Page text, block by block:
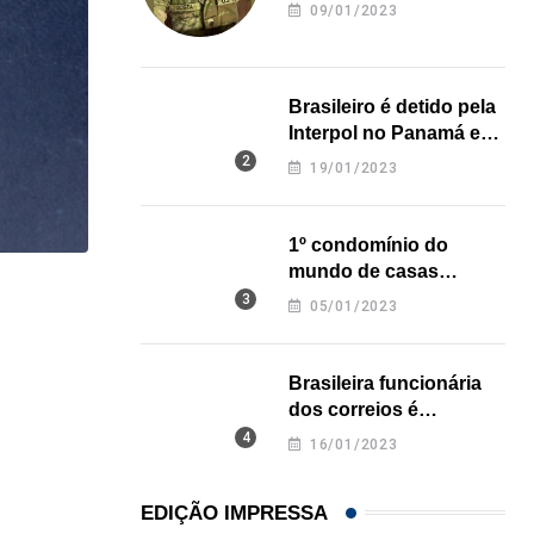
ESTADOS UNIDOS ,MUNDO
Brasil e EUA alertam cidadãos sobre viagens
09/01/2023
Brasileiro é detido pela
Interpol no Panamá e
pode pegar prisão
19/01/2023
1º condomínio do
mundo de casas
impressas em 3D é
05/01/2023
Brasileira funcionária
dos correios é
assassinada a facadas
16/01/2023
EDIÇÃO IMPRESSA